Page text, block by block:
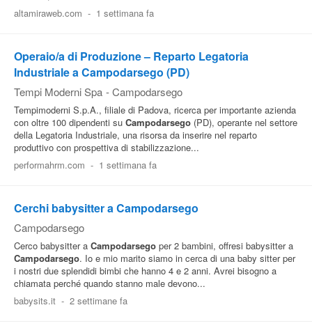
altamiraweb.com - 1 settimana fa
Operaio/a di Produzione – Reparto Legatoria
Industriale a Campodarsego (PD)
Tempi Moderni Spa - Campodarsego
Tempimoderni S.p.A., filiale di Padova, ricerca per importante azienda
con oltre 100 dipendenti su Campodarsego (PD), operante nel settore
della Legatoria Industriale, una risorsa da inserire nel reparto
produttivo con prospettiva di stabilizzazione...
performahrm.com - 1 settimana fa
Cerchi babysitter a Campodarsego
Campodarsego
Cerco babysitter a Campodarsego per 2 bambini, offresi babysitter a
Campodarsego. Io e mio marito siamo in cerca di una baby sitter per
i nostri due splendidi bimbi che hanno 4 e 2 anni. Avrei bisogno a
chiamata perché quando stanno male devono...
babysits.it - 2 settimane fa